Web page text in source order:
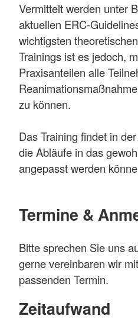
Vermittelt werden unter
aktuellen ERC-
wichtigsten
Trainings ist es jedoch,
Praxisanteilen alle
zu können.
Das Training findet in
die Abläufe in das
angepasst werden
Termine &
Bitte sprechen Sie uns
gerne vereinbaren wir
passenden Termin.
Zeitaufwand